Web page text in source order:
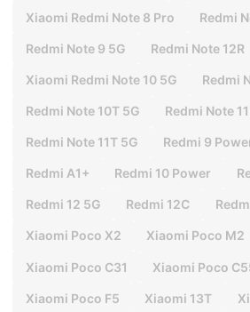
Xiaomi Redmi Note 8 Pro Redmi
Redmi Note 9 5G Redmi Note 12R
Xiaomi Redmi Note 10 5G Redmi
Redmi Note 10T 5G Redmi Note
Redmi Note 11T 5G Redmi 9
Redmi A1+ Redmi 10 Power
Redmi 12 5G Redmi 12C
Xiaomi Poco X2 Xiaomi Poco M2
Xiaomi Poco C31 Xiaomi Poco
Xiaomi Poco F5 Xiaomi 13T